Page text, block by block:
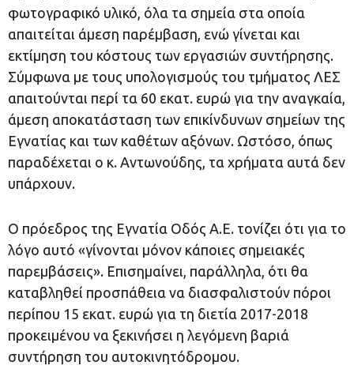
φωτογραφικό υλικό, όλα τα σημεία στα οποία
απαιτείται άμεση παρέμβαση, ενώ γίνεται και
εκτίμηση του κόστους των εργασιών συντήρησης.
Σύμφωνα με τους υπολογισμούς του τμήματος ΛΕΣ
απαιτούνται περί τα 60 εκατ. ευρώ για την αναγκαία,
άμεση αποκατάσταση των επικίνδυνων σημείων της
Εγνατίας και των καθέτων αξόνων. Ωστόσο, όπως
παραδέχεται ο κ. Αντωνούδης, τα χρήματα αυτά δεν
υπάρχουν.
Ο πρόεδρος της Εγνατία Οδός Α.Ε. τονίζει ότι για το
λόγο αυτό «γίνονται μόνον κάποιες σημειακές
παρεμβάσεις». Επισημαίνει, παράλληλα, ότι θα
καταβληθεί προσπάθεια να διασφαλιστούν πόροι
περίπου 15 εκατ. ευρώ για τη διετία 2017-2018
προκειμένου να ξεκινήσει η λεγόμενη βαριά
συντήρηση του αυτοκινητόδρομου.